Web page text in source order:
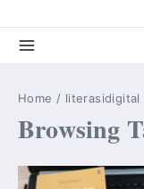
Home / literasidigital
Browsing